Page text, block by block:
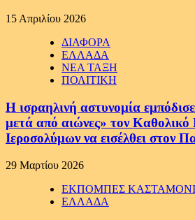
15 Απριλίου 2026
ΔΙΑΦΟΡΑ
ΕΛΛΑΔΑ
ΝΕΑ ΤΑΞΗ
ΠΟΛΙΤΙΚΗ
Η ισραηλινή αστυνομία
μετά από αιώνες» τον
Ιεροσολύμων να εισέλθει στον
29 Μαρτίου 2026
ΕΚΠΟΜΠΕΣ
ΕΛΛΑΔΑ